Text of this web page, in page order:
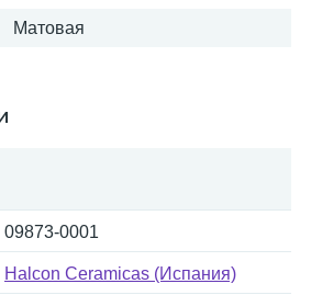
Матовая
09873-0001
Halcon Ceramicas (Испания)